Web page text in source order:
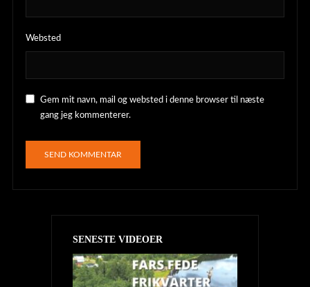
Websted
Gem mit navn, mail og websted i denne browser til næste
gang jeg kommenterer.
SENESTE VIDEOER